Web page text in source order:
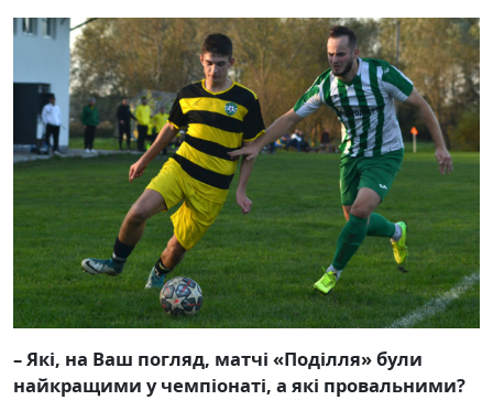
– Які, на Ваш погляд, матчі «Поділля» були
найкращими у чемпіонаті, а які провальними?